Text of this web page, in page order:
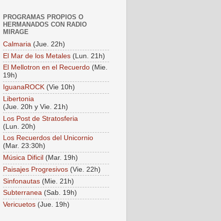
PROGRAMAS PROPIOS O
HERMANADOS CON RADIO
MIRAGE
Calmaria (Jue. 22h)
El Mar de los Metales (Lun. 21h)
El Mellotron en el Recuerdo (Mie.
19h)
IguanaROCK (Vie 10h)
Libertonia
(Jue. 20h y Vie. 21h)
Los Post de Stratosferia
(Lun. 20h)
Los Recuerdos del Unicornio
(Mar. 23:30h)
Música Dificil (Mar. 19h)
Paisajes Progresivos (Vie. 22h)
Sinfonautas (Mie. 21h)
Subterranea (Sab. 19h)
Vericuetos (Jue. 19h)